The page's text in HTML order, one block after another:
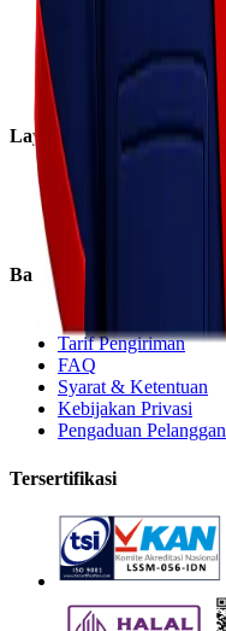
Informasi
Layanan
Express
Regular
Eco
Bantuan
Lacak Kiriman
Tarif Pengiriman
FAQ
Syarat & Ketentuan
Kebijakan Privasi
Pengaduan Pelanggan
Tersertifikasi